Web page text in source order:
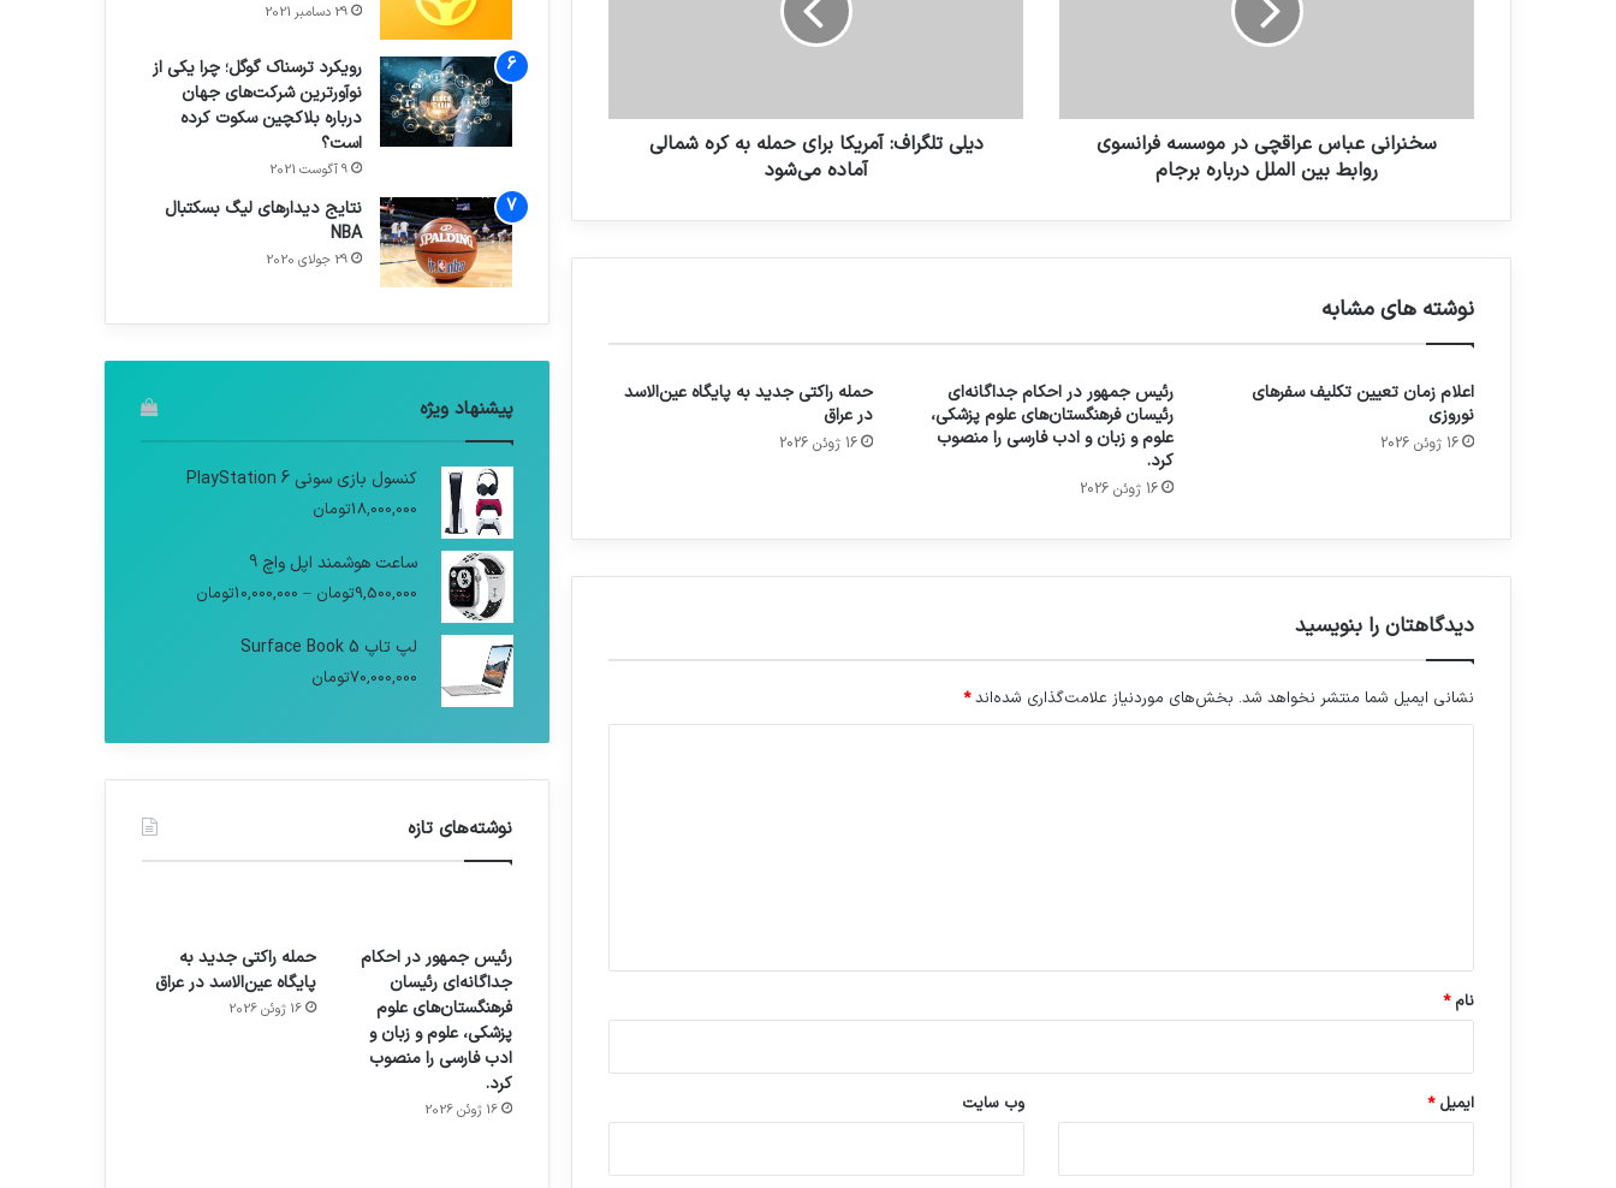
سخنرانی عباس عراقچی در موسسه فرانسوی
روابط بین الملل درباره برجام
دیلی تلگراف: آمریکا برای حمله به کره شمالی
آماده می‌شود
نوشته های مشابه
اعلام زمان تعیین تکلیف سفرهای
نوروزی
16 ژوئن 2026
رئیس جمهور در احکام جداگانه‌ای
رئیسان فرهنگستان‌های علوم پزشکی،
علوم و زبان و ادب فارسی را منصوب
کرد.
16 ژوئن 2026
حمله راکتی جدید به پایگاه عین‌الاسد
در عراق
16 ژوئن 2026
دیدگاهتان را بنویسید
نشانی ایمیل شما منتشر نخواهد شد. بخش‌های موردنیاز علامت‌گذاری شده‌اند*
نام*
ایمیل* وب‌ سایت
29 دسامبر 2021
رویکرد ترسناک گوگل؛ چرا یکی از
نوآورترین شرکت‌های جهان
درباره بلاکچین سکوت کرده
است؟
9 آگوست 2021
نتایج دیدار‌های لیگ بسکتبال
NBA
29 جولای 2020
پیشنهاد ویژه
کنسول بازی سونی PlayStation 6
18,000,000تومان
ساعت هوشمند اپل واچ 9
9,500,000تومان –
10,000,000تومان
لپ تاپ Surface Book 5
70,000,000تومان
نوشته‌های تازه
رئیس جمهور در احکام
جداگانه‌ای رئیسان
فرهنگستان‌های علوم
پزشکی، علوم و زبان و
ادب فارسی را منصوب
کرد.
16 ژوئن 2026
حمله راکتی جدید به
پایگاه عین‌الاسد در عراق
16 ژوئن 2026